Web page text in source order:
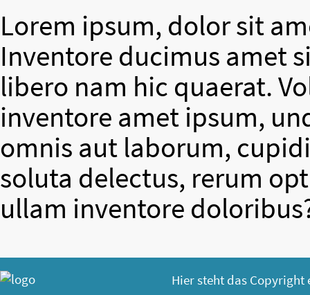
Lorem ipsum, dolor sit
Inventore ducimus amet
libero nam hic quaerat.
inventore amet ipsum,
omnis aut laborum,
soluta delectus, rerum
ullam inventore
Hier steht das Copyright